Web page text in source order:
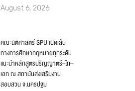
August 6, 2026
คณะนิติศาสตร์ SPU เปิดเส้น
ทางการศึกษากฎหมายทุกระดับ
แนะนำหลักสูตรปริญญาตรี–โท–
เอก ณ สถาบันส่งเสริมงาน
สอบสวน จ.นครปฐม